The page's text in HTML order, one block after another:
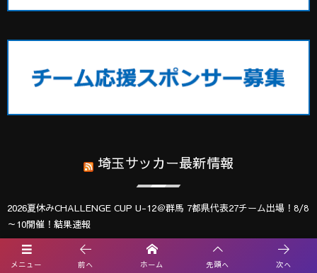
メニュー 前へ ホーム 先頭へ 次へ
埼玉サッカー最新情報
2026夏休みCHALLENGE CUP U-12＠群馬 7都県代表27チーム出場！8/8
～10開催！結果速報
2026年度 エネクルカップ第11回 埼玉県サッカー少年団U-10サッカー大
会 北部地区 9/5,6開催!組み合わせ掲載